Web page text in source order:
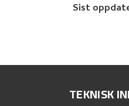
Sist
TEKNISK